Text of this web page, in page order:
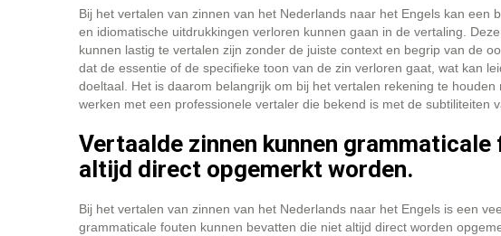
Bij het vertalen van zinnen van het Nederlands naar het Engels kan een
en idiomatische uitdrukkingen verloren kunnen gaan in de vertaling.
kunnen lastig te vertalen zijn zonder de juiste context en begrip van de
dat de essentie of de specifieke toon van de zin verloren gaat, wat kan
doeltaal. Het is daarom belangrijk om bij het vertalen rekening te
werken met een professionele vertaler die bekend is met de subtiliteiten
Vertaalde zinnen kunnen
altijd direct opgemerkt worden.
Bij het vertalen van zinnen van het Nederlands naar het Engels is een
grammaticale fouten kunnen bevatten die niet altijd direct worden